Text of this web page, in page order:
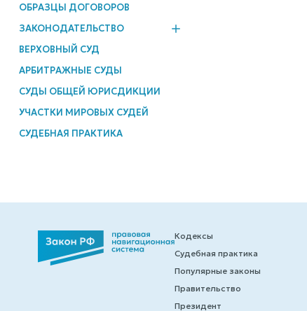
ОБРАЗЦЫ ДОГОВОРОВ
ЗАКОНОДАТЕЛЬСТВО
ВЕРХОВНЫЙ СУД
АРБИТРАЖНЫЕ СУДЫ
СУДЫ ОБЩЕЙ ЮРИСДИКЦИИ
УЧАСТКИ МИРОВЫХ СУДЕЙ
СУДЕБНАЯ ПРАКТИКА
Кодексы
Судебная практика
Популярные законы
Правительство
Президент